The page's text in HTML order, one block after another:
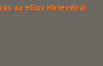
az eGov Hírlevélről